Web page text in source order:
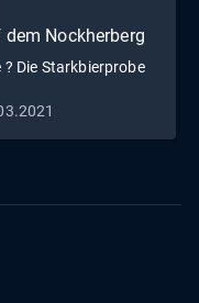
dem Nockherberg
? Die Starkbierprobe